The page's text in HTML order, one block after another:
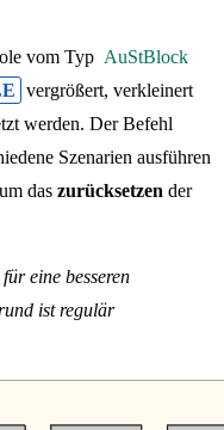
vom Typ AuStBlock
vergrößert, verkleinert
werden. Der Befehl
Szenarien ausführen
das zurücksetzen der
eine besseren
ist regulär